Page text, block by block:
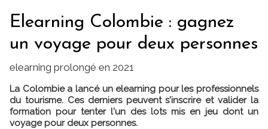
Elearning Colombie : gagnez
un voyage pour deux personnes
elearning prolongé en 2021
La Colombie a lancé un elearning pour les professionnels
du tourisme. Ces derniers peuvent s'inscrire et valider la
formation pour tenter l'un des lots mis en jeu dont un
voyage pour deux personnes.